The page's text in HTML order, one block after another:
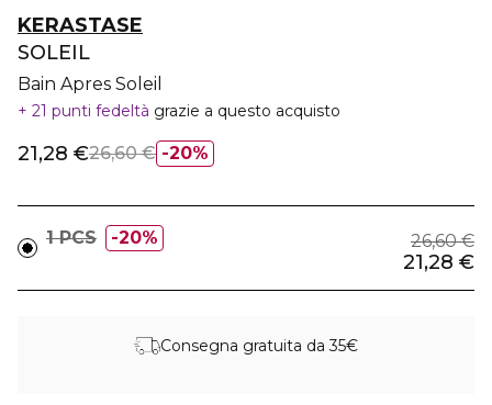
KERASTASE
SOLEIL
Bain Apres Soleil
21 punti fedeltà grazie a questo acquisto
20%
21,28 €26,60 €
1 PCS 20% 26,60 €
21,28 €
Consegna gratuita da 35€